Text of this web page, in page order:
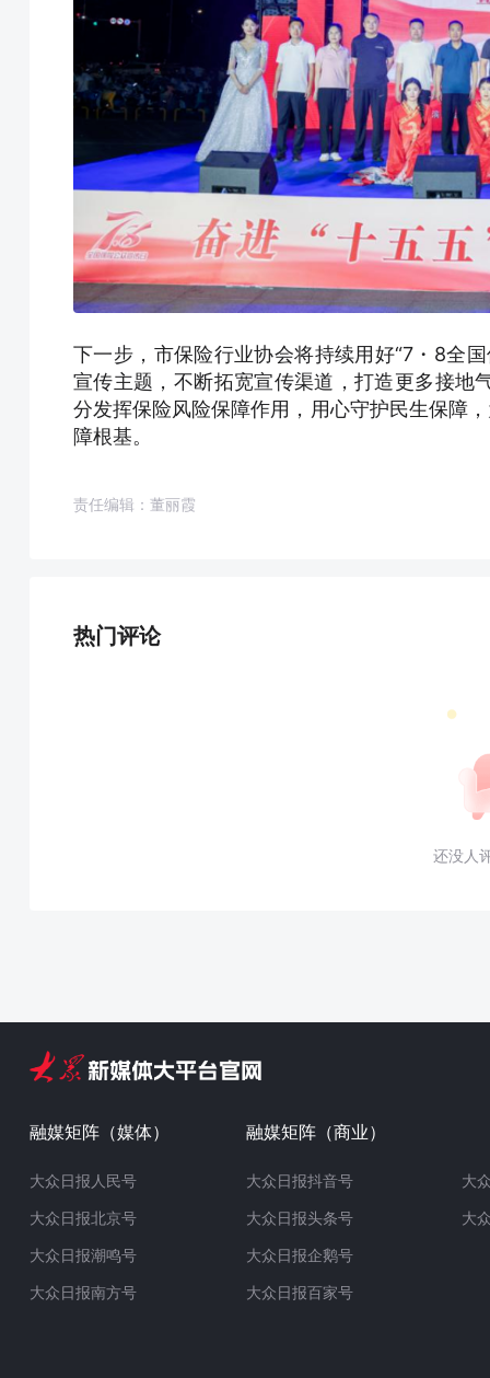
下一步，市保险行业协会将持续用好“7・8全
宣传主题，不断拓宽宣传渠道，打造更多接地
分发挥保险风险保障作用，用心守护民生保障
障根基。
责任编辑：董丽霞
热门评论
还没人
融媒矩阵（媒体）
大众日报人民号
大众日报北京号
大众日报潮鸣号
大众日报南方号
融媒矩阵（商业）
大众日报抖音号
大众日报头条号
大众日报企鹅号
大众日报百家号
大
大